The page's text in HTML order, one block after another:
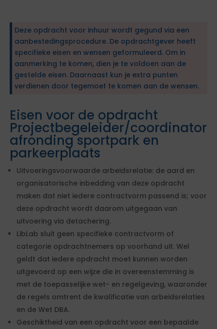
Deze opdracht voor inhuur wordt gegund via een
aanbestedingsprocedure. De opdrachtgever heeft
specifieke eisen en wensen geformuleerd. Om in
aanmerking te komen, dien je te voldoen aan de
gestelde eisen. Daarnaast kun je extra punten
verdienen door tegemoet te komen aan de wensen.
Eisen voor de opdracht
Projectbegeleider/coordinator
afronding sportpark en
parkeerplaats
Uitvoeringsvoorwaarde arbeidsrelatie: de aard en
organisatorische inbedding van deze opdracht
maken dat niet iedere contractvorm passend is; voor
deze opdracht wordt daarom uitgegaan van
uitvoering via detachering.
LibLab sluit geen specifieke contractvorm of
categorie opdrachtnemers op voorhand uit. Wel
geldt dat iedere opdracht moet kunnen worden
uitgevoerd op een wijze die in overeenstemming is
met de toepasselijke wet- en regelgeving, waaronder
de regels omtrent de kwalificatie van arbeidsrelaties
en de Wet DBA.
Geschiktheid van een opdracht voor een bepaalde